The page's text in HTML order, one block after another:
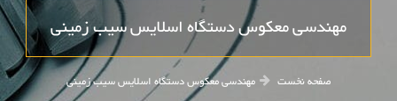
مهندسی معکوس دستگاه اسلایس سیب زمینی
صفحه نخست مهندسی معکوس دستگاه اسلایس سیب زمینی